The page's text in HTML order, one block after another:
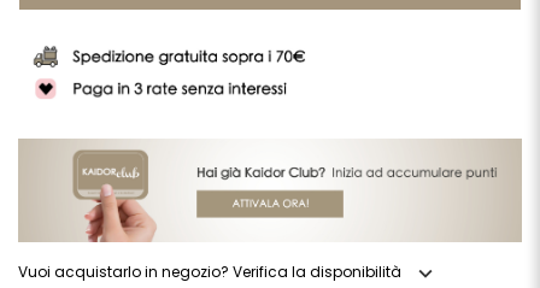
Vuoi acquistarlo in negozio? Verifica la disponibilità expand_more